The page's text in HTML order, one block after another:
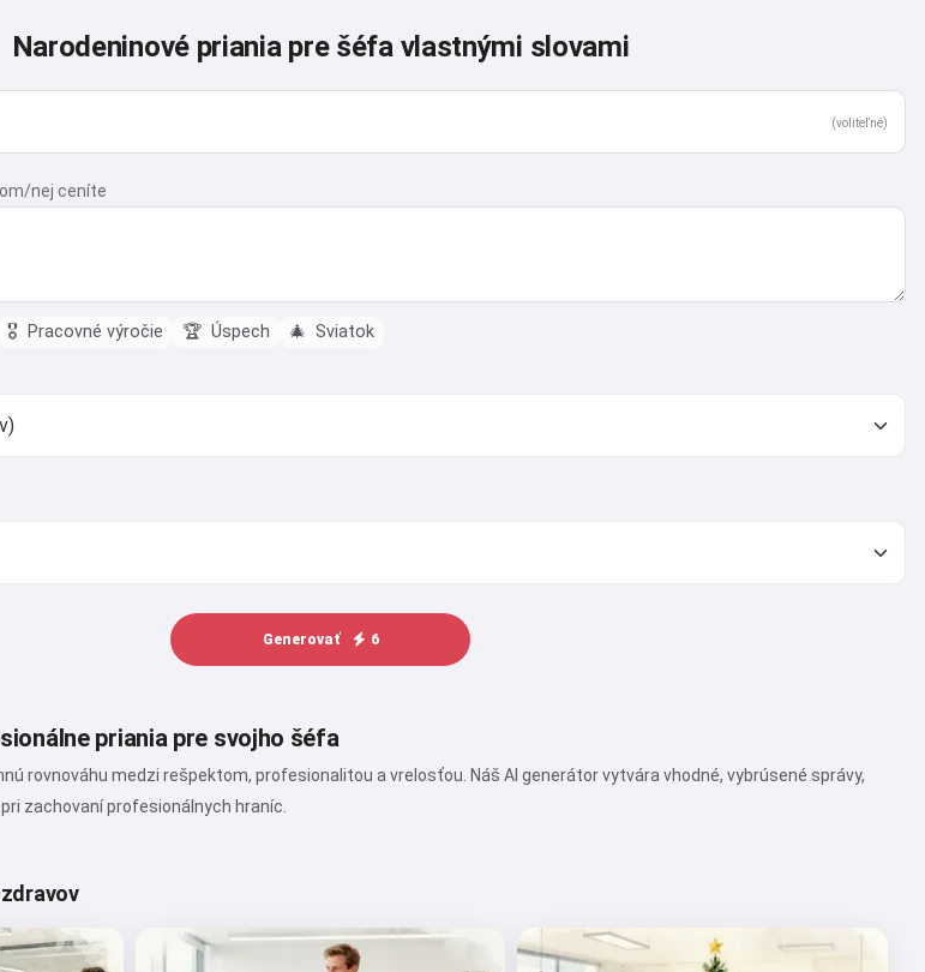
Narodeninové priania pre šéfa vlastnými slovami
(voliteľné)
nej ceníte
🎖️ Pracovné výročie 🏆 Úspech 🎄 Sviatok
Generovať 6
priania pre svojho šéfa
rovnováhu medzi rešpektom, profesionalitou a vrelosťou. Náš AI generátor vytvára vhodné, vybrúsené správy,
zachovaní profesionálnych hraníc.